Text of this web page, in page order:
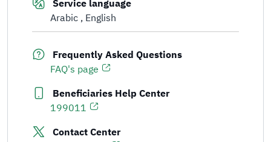
Service language
Arabic English
Frequently Asked Questions
FAQ's page
Beneficiaries Help Center
199011
Contact Center